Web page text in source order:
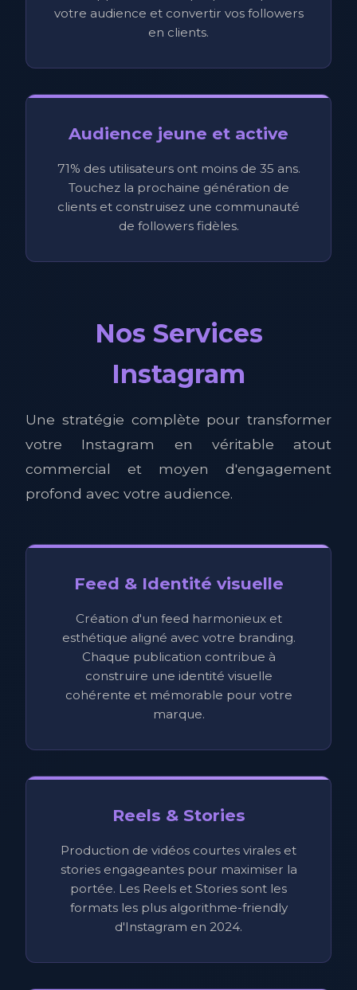
votre audience et convertir vos followers
en clients.
Audience jeune et active
71% des utilisateurs ont moins de 35 ans.
Touchez la prochaine génération de
clients et construisez une communauté
de followers fidèles.
Nos Services
Instagram
Une stratégie complète pour transformer
votre Instagram en véritable atout
commercial et moyen d'engagement
profond avec votre audience.
Feed & Identité visuelle
Création d'un feed harmonieux et
esthétique aligné avec votre branding.
Chaque publication contribue à
construire une identité visuelle
cohérente et mémorable pour votre
marque.
Reels & Stories
Production de vidéos courtes virales et
stories engageantes pour maximiser la
portée. Les Reels et Stories sont les
formats les plus algorithme-friendly
d'Instagram en 2024.